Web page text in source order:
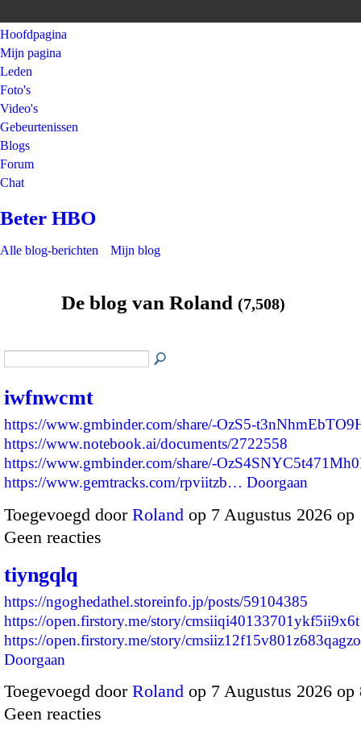
Hoofdpagina
Mijn pagina
Leden
Foto's
Video's
Gebeurtenissen
Blogs
Forum
Chat
Beter HBO
Alle blog-berichten Mijn blog
De blog van Roland (7,508)
iwfnwcmt
https://www.gmbinder.com/share/-OzS5-
https://www.notebook.ai/documents/2722558
https://www.gmbinder.com/share/-
https://www.gemtracks.com/rpviitzb… Doorgaan
Toegevoegd door Roland op 7 Augustus 2026
Geen reacties
tiyngqlq
https://ngoghedathel.storeinfo.jp/posts/59104385
https://open.firstory.me/story/cmsiiqi40133701ykf5ii9x6t
https://open.firstory.me/story/
Doorgaan
Toegevoegd door Roland op 7 Augustus 2026
Geen reacties